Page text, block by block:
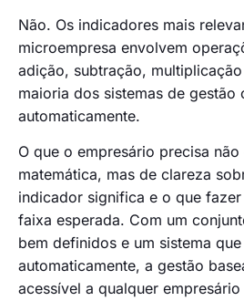
Não. Os indicadores mais
microempresa envolvem
adição, subtração,
maioria dos sistemas de gestão
automaticamente.
O que o empresário precisa
matemática, mas de clareza
indicador significa e o que
faixa esperada. Com um
bem definidos e um sistema
automaticamente, a gestão
acessível a qualquer